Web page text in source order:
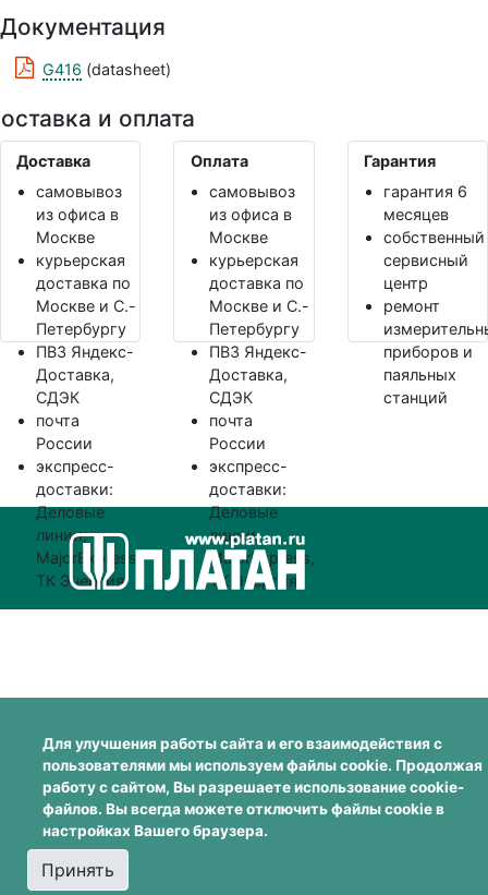
Документация
G416 (datasheet)
и оплата
Доставка
самовывоз
из офиса в
Москве
курьерская
доставка по
Москве и С.-
Петербургу
ПВЗ Яндекс-
Доставка,
СДЭК
почта
России
экспресс-
доставки:
Деловые
линии,
MajorExpress,
ТК Энергия
Оплата
самовывоз
из офиса в
Москве
курьерская
доставка по
Москве и С.-
Петербургу
ПВЗ Яндекс-
Доставка,
СДЭК
почта
России
экспресс-
доставки:
Деловые
линии,
MajorExpress,
ТК Энергия
Гарантия
гарантия 6
месяцев
собственный
сервисный
центр
ремонт
приборов и
паяльных
станций
Для улучшения работы сайта и его взаимодействия с
пользователями мы используем файлы cookie. Продолжая
работу с сайтом, Вы разрешаете использование cookie-
файлов. Вы всегда можете отключить файлы cookie в
настройках Вашего браузера.
Принять